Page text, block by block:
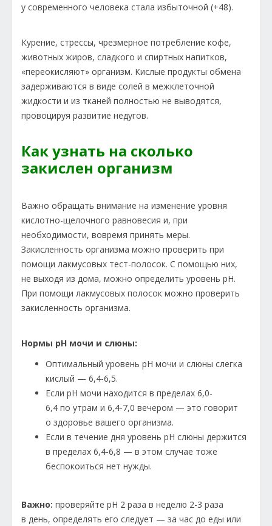
у современного человека стала избыточной (+48).
Курение, стрессы, чрезмерное потребление кофе,
животных жиров, сладкого и спиртных напитков,
«переокисляют» организм. Кислые продукты обмена
задерживаются в виде солей в межклеточной
жидкости и из тканей полностью не выводятся,
провоцируя развитие недугов.
Как узнать на сколько
закислен организм
Важно обращать внимание на изменение уровня
кислотно-щелочного равновесия и, при
необходимости, вовремя принять меры.
Закисленность организма можно проверить при
помощи лакмусовых тест-полосок. С помощью них,
не выходя из дома, можно определить уровень рН.
При помощи лакмусовых полосок можно проверить
закисленность организма.
Нормы рН мочи и слюны:
Оптимальный уровень рН мочи и слюны слегка
кислый — 6,4-6,5.
Если рН мочи находится в пределах 6,0-
6,4 по утрам и 6,4-7,0 вечером — это говорит
о здоровье вашего организма.
Если в течение дня уровень рН слюны держится
в пределах 6,4-6,8 — в этом случае тоже
беспокоиться нет нужды.
Важно: проверяйте рН 2 раза в неделю 2-3 раза
в день, определять его следует — за час до еды или